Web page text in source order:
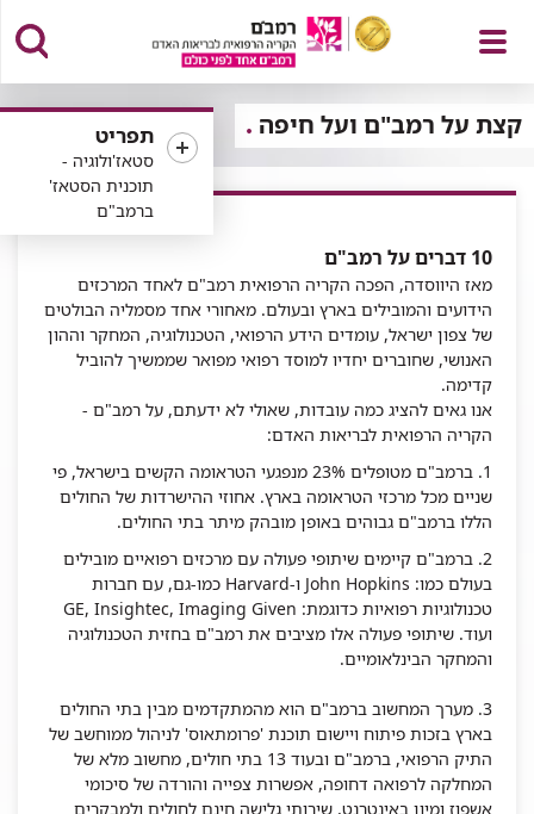
פתח
תפריט
תפריט
סטאז'ולוגיה -
תוכנית הסטאז'
ברמב"ם
קצת על רמב"ם ועל חיפה
10 דברים על רמב"ם
מאז היווסדה, הפכה הקריה הרפואית רמב"ם לאחד המרכזים
הידועים והמובילים בארץ ובעולם. מאחורי אחד מסמליה הבולטים
של צפון ישראל, עומדים הידע הרפואי, הטכנולוגיה, המחקר וההון
האנושי, שחוברים יחדיו למוסד רפואי מפואר שממשיך להוביל
קדימה.
אנו גאים להציג כמה עובדות, שאולי לא ידעתם, על רמב"ם -
הקריה הרפואית לבריאות האדם:
1. ברמב"ם מטופלים 23% מנפגעי הטראומה הקשים בישראל, פי
שניים מכל מרכזי הטראומה בארץ. אחוזי ההישרדות של החולים
הללו ברמב"ם גבוהים באופן מובהק מיתר בתי החולים.
2. ברמב"ם קיימים שיתופי פעולה עם מרכזים רפואיים מובילים
בעולם כמו: John Hopkins ו-Harvard כמו-גם, עם חברות
טכנולוגיות רפואיות כדוגמת: GE, Insightec, Imaging Given
ועוד. שיתופי פעולה אלו מציבים את רמב"ם בחזית הטכנולוגיה
והמחקר הבינלאומיים.
3. מערך המחשוב ברמב"ם הוא מהמתקדמים מבין בתי החולים
בארץ בזכות פיתוח ויישום תוכנת 'פרומתאוס' לניהול ממוחשב של
התיק הרפואי, ברמב"ם ובעוד 13 בתי חולים, מחשוב מלא של
המחלקה לרפואה דחופה, אפשרות צפייה והורדה של סיכומי
אשפוז ומיון באינטרנט, שירותי גלישה חינם לחולים ולמבקרים